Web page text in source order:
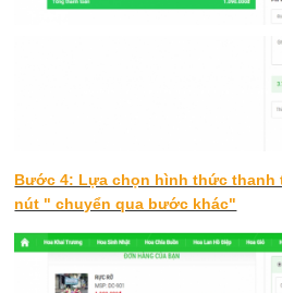
Bước 4: Lựa chọn hình thức thanh
nút " chuyển qua bước khác"